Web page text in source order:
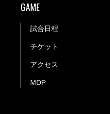
GAME
試合日程
チケット
アクセス
MDP